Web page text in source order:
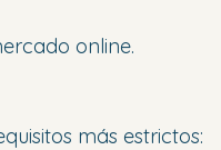
online.
más estrictos: